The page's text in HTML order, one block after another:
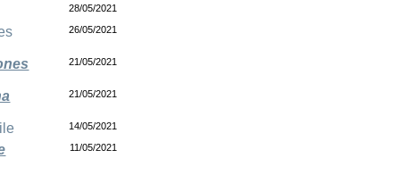
28/05/2021
26/05/2021
21/05/2021
21/05/2021
14/05/2021
11/05/2021